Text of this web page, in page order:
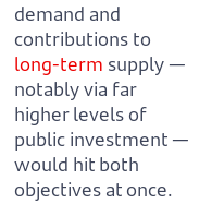
demand and
contributions to
long-term supply —
notably via far
higher levels of
public investment —
would hit both
objectives at once.